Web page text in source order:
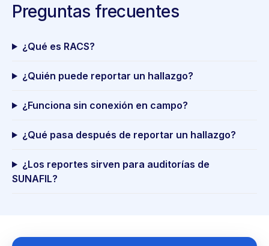
Preguntas frecuentes
¿Qué es RACS?
¿Quién puede reportar un hallazgo?
¿Funciona sin conexión en campo?
¿Qué pasa después de reportar un hallazgo?
¿Los reportes sirven para auditorías de
SUNAFIL?